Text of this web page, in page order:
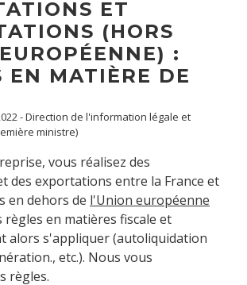
ET
(HORS
:
EN MATIÈRE DE
- Direction de l'information légale et
ministre)
vous réalisez des
des exportations entre la France et
en dehors de l'Union européenne
règles en matières fiscale et
alors s'appliquer (autoliquidation
etc.). Nous vous
règles.